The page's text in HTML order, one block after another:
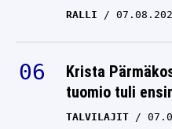
RALLI
Krista
tuomio tuli
TALVILAJIT